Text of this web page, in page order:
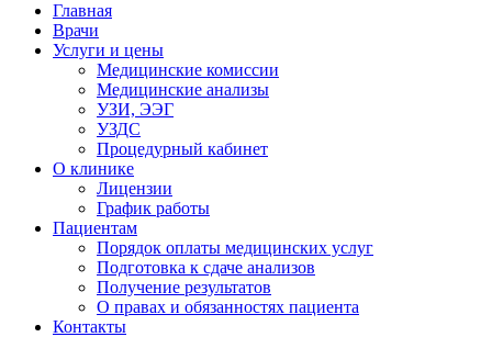
Главная
Врачи
Услуги и цены
Медицинские комиссии
Медицинские анализы
УЗИ, ЭЭГ
УЗДС
Процедурный кабинет
О клинике
Лицензии
График работы
Пациентам
Порядок оплаты медицинских услуг
Подготовка к сдаче анализов
Получение результатов
О правах и обязанностях пациента
Контакты